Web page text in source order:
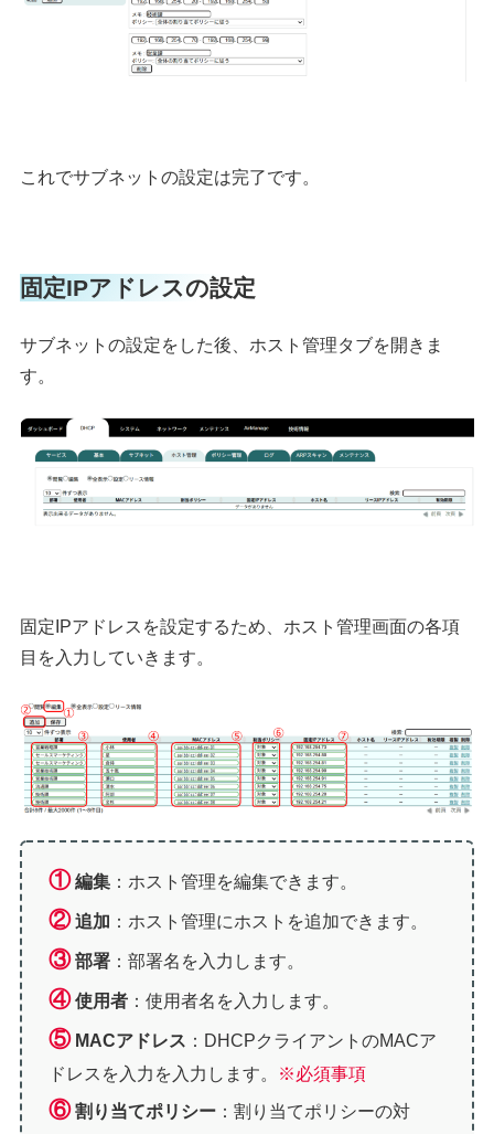
これでサブネットの設定は完了です。
固定IPアドレスの設定
サブネットの設定をした後、ホスト管理タブを開きま
す。
固定IPアドレスを設定するため、ホスト管理画面の各項
目を入力していきます。
① 編集 ：ホスト管理を編集できます。
② 追加 ：ホスト管理にホストを追加できます。
③ 部署 ：部署名を入力します。
④ 使用者 ：使用者名を入力します。
⑤ MACアドレス ：DHCPクライアントのMACア
ドレスを入力を入力します。
※必須事項
⑥ 割り当てポリシー ：割り当てポリシーの対